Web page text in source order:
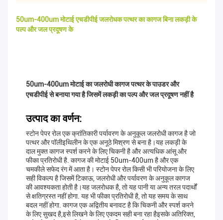
50um-400um मोटाई एचडीपीई जलरोधक पत्थर का कागज बिना लकड़ी के
पल्प और जल प्रदूषण के
50um-400um मोटाई का जलरोधी कागज पत्थर के पाउडर और
एचडीपीई से बनाया गया है जिसमें लकड़ी का पल्प और जल प्रदूषण नहीं है
उत्पाद का वर्णन:
स्टोन पेपर रोल एक क्रांतिकारी पर्यावरण के अनुकूल जलरोधी कागज है जो
पत्थर और पॉलीइथिलीन के एक अनूठे मिश्रण से बना है।यह लकड़ी के
दाल मुक्त कागज स्पर्श करने के लिए चिकनी है और अत्यधिक आंसू और
फीका प्रतिरोधी है. कागज की मोटाई 50um-400um है और एक
चमकीले सफेद रंग में आता है। स्टोन पेपर रोल किसी भी परियोजना के लिए
सही विकल्प है जिसमें टिकाऊ, जलरोधी और पर्यावरण के अनुकूल कागज
की आवश्यकता होती है।यह जलरोधक है, तो यह पानी या अन्य तरल पदार्थों
से क्षतिग्रस्त नहीं होगा. यह भी फीका प्रतिरोधी है, तो यह समय के साथ
बदल नहीं होगा. कागज एक अद्वितीय बनावट है कि चिकनी और स्पर्श करने
के लिए सुखद है,इसे लिखने के लिए एकदम सही बना रहा हैइसके अतिरिक्त,